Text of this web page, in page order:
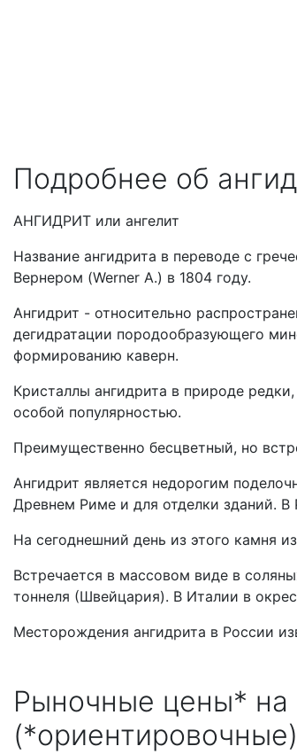
Подробнее об
АНГИДРИТ или ангелит
Название ангидрита в переводе с
Вернером (Werner A.) в 1804 году.
Ангидрит - относительно
дегидратации породообразующего
формированию каверн.
Кристаллы ангидрита в природе
особой популярностью.
Преимущественно бесцветный, но
Ангидрит является недорогим
Древнем Риме и для отделки зданий. В
На сегоднешний день из этого камня
Встречается в массовом виде в
тоннеля (Швейцария). В Италии в
Месторождения ангидрита в России
Рыночные цены* на
(*ориентировочные)